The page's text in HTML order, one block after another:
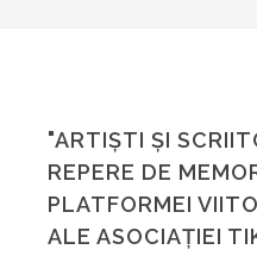
"ARTIȘTI ȘI
REPERE DE
PLATFORMEI
ALE ASOCIAȚIEI